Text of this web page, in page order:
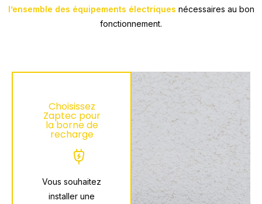
l’ensemble des équipements électriques nécessaires au bon
fonctionnement.
Choisissez
Zaptec pour
la borne de
recharge
Vous souhaitez
installer une